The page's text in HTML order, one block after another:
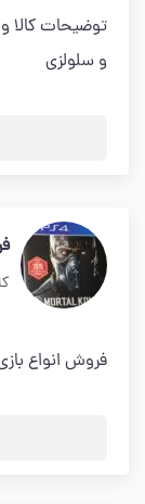
توضیحات کالا
و سلولزی
فروش انواع